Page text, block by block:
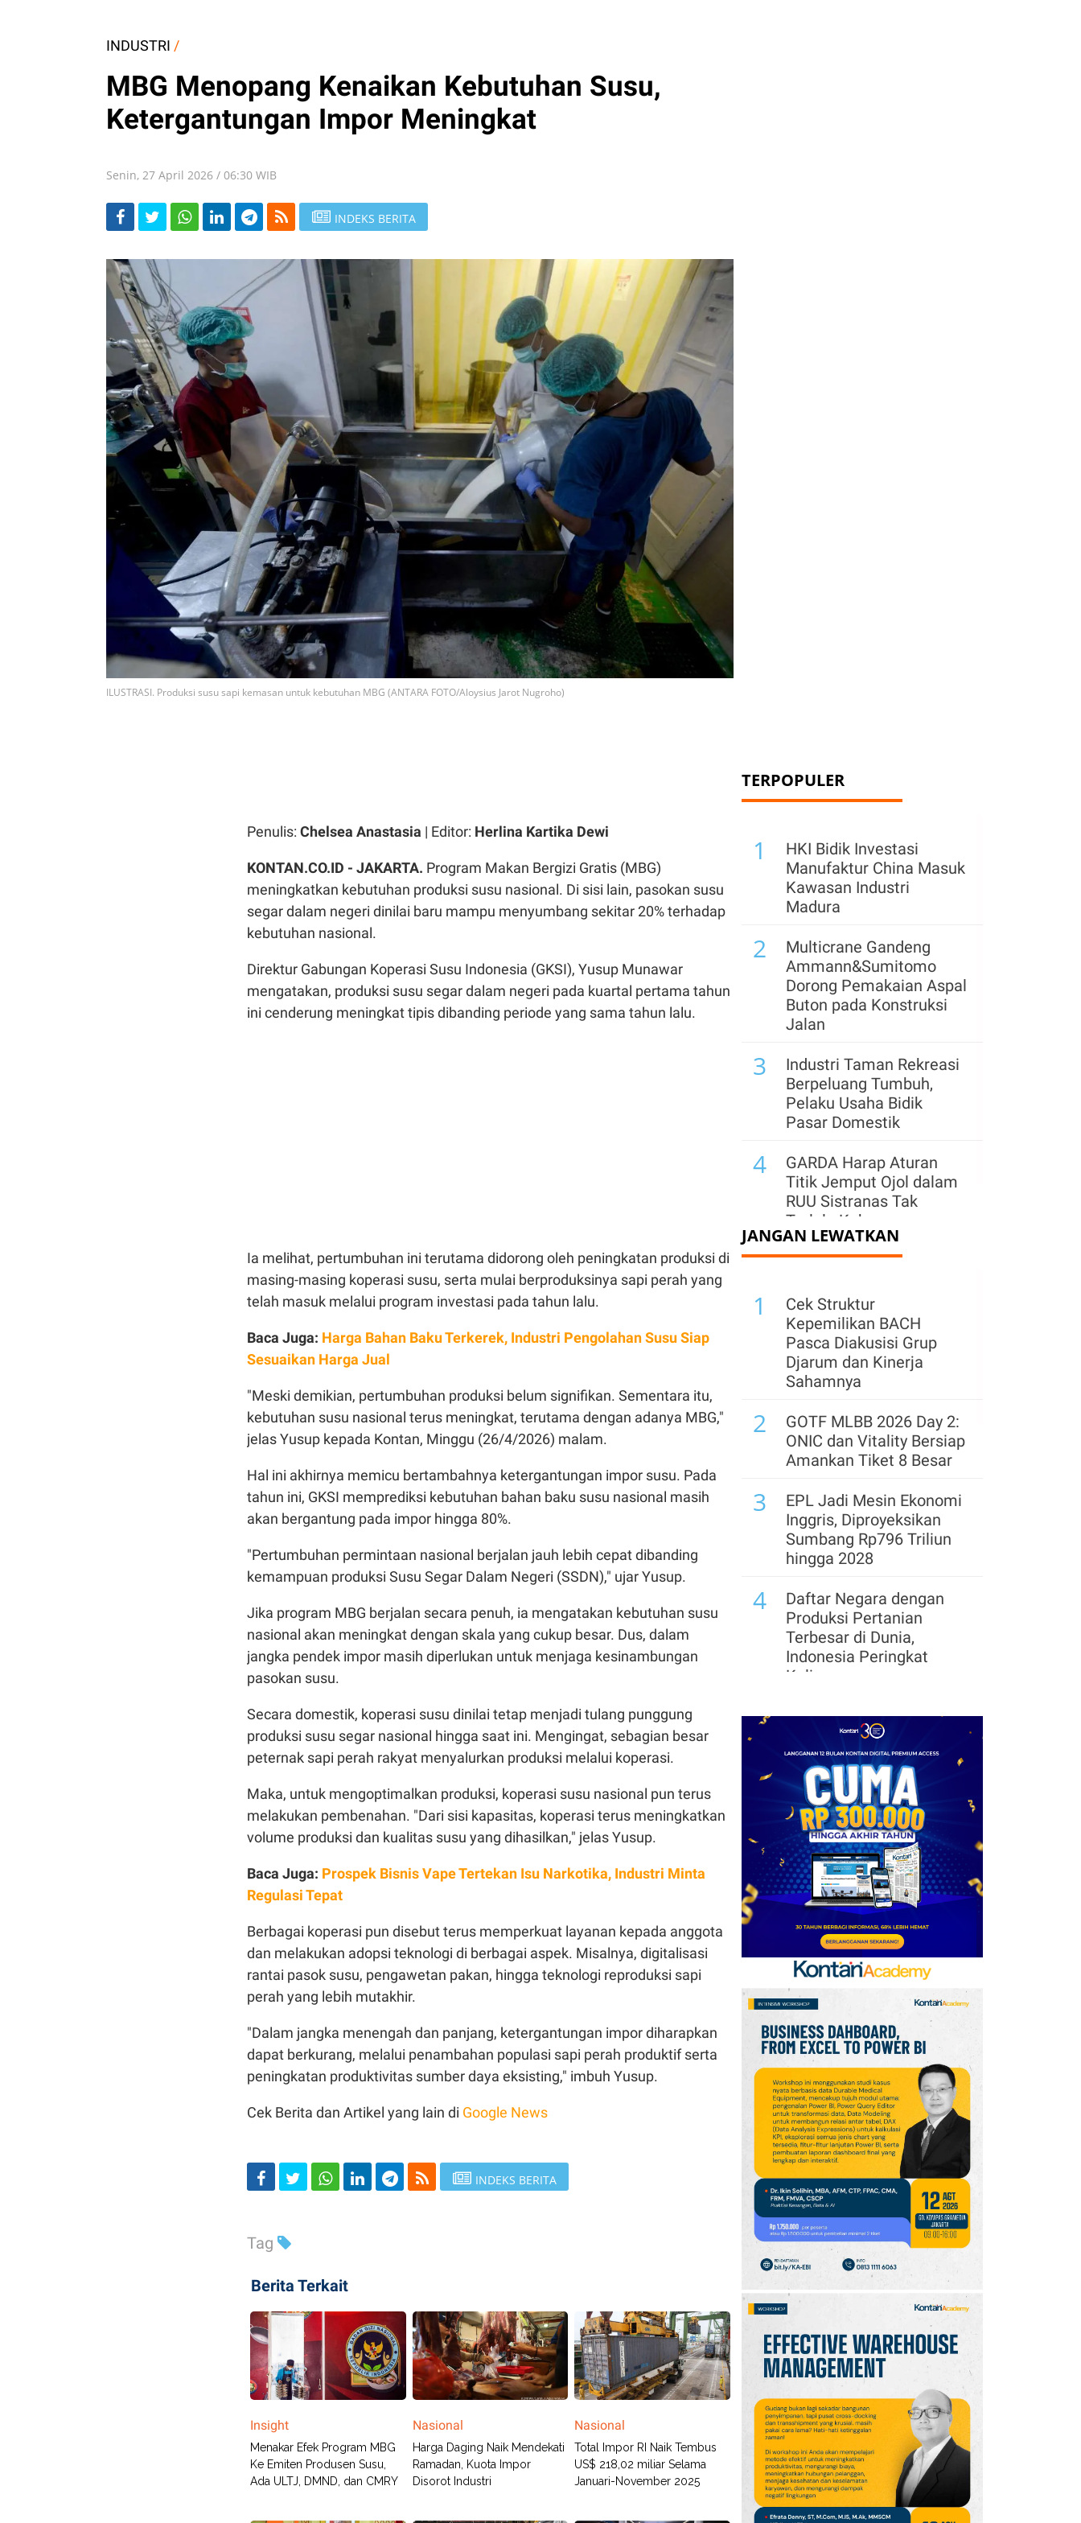
INDUSTRI /
MBG Menopang Kenaikan Kebutuhan Susu,
Ketergantungan Impor Meningkat
Senin, 27 April 2026 / 06:30 WIB
INDEKS BERITA
ILUSTRASI. Produksi susu sapi kemasan untuk kebutuhan MBG (ANTARA FOTO/Aloysius Jarot Nugroho)
Penulis: Chelsea Anastasia | Editor: Herlina Kartika Dewi
KONTAN.CO.ID - JAKARTA. Program Makan Bergizi Gratis (MBG)
meningkatkan kebutuhan produksi susu nasional. Di sisi lain, pasokan susu
segar dalam negeri dinilai baru mampu menyumbang sekitar 20% terhadap
kebutuhan nasional.
Direktur Gabungan Koperasi Susu Indonesia (GKSI), Yusup Munawar
mengatakan, produksi susu segar dalam negeri pada kuartal pertama tahun
ini cenderung meningkat tipis dibanding periode yang sama tahun lalu.
Ia melihat, pertumbuhan ini terutama didorong oleh peningkatan produksi di
masing-masing koperasi susu, serta mulai berproduksinya sapi perah yang
telah masuk melalui program investasi pada tahun lalu.
Baca Juga: Harga Bahan Baku Terkerek, Industri Pengolahan Susu Siap
Sesuaikan Harga Jual
"Meski demikian, pertumbuhan produksi belum signifikan. Sementara itu,
kebutuhan susu nasional terus meningkat, terutama dengan adanya MBG,"
jelas Yusup kepada Kontan, Minggu (26/4/2026) malam.
Hal ini akhirnya memicu bertambahnya ketergantungan impor susu. Pada
tahun ini, GKSI memprediksi kebutuhan bahan baku susu nasional masih
akan bergantung pada impor hingga 80%.
"Pertumbuhan permintaan nasional berjalan jauh lebih cepat dibanding
kemampuan produksi Susu Segar Dalam Negeri (SSDN)," ujar Yusup.
Jika program MBG berjalan secara penuh, ia mengatakan kebutuhan susu
nasional akan meningkat dengan skala yang cukup besar. Dus, dalam
jangka pendek impor masih diperlukan untuk menjaga kesinambungan
pasokan susu.
Secara domestik, koperasi susu dinilai tetap menjadi tulang punggung
produksi susu segar nasional hingga saat ini. Mengingat, sebagian besar
peternak sapi perah rakyat menyalurkan produksi melalui koperasi.
Maka, untuk mengoptimalkan produksi, koperasi susu nasional pun terus
melakukan pembenahan. "Dari sisi kapasitas, koperasi terus meningkatkan
volume produksi dan kualitas susu yang dihasilkan," jelas Yusup.
Baca Juga: Prospek Bisnis Vape Tertekan Isu Narkotika, Industri Minta
Regulasi Tepat
Berbagai koperasi pun disebut terus memperkuat layanan kepada anggota
dan melakukan adopsi teknologi di berbagai aspek. Misalnya, digitalisasi
rantai pasok susu, pengawetan pakan, hingga teknologi reproduksi sapi
perah yang lebih mutakhir.
"Dalam jangka menengah dan panjang, ketergantungan impor diharapkan
dapat berkurang, melalui penambahan populasi sapi perah produktif serta
peningkatan produktivitas sumber daya eksisting," imbuh Yusup.
Cek Berita dan Artikel yang lain di Google News
INDEKS BERITA
Tag
Berita Terkait
Insight
Menakar Efek Program MBG
Ke Emiten Produsen Susu,
Ada ULTJ, DMND, dan CMRY
Nasional
Harga Daging Naik Mendekati
Ramadan, Kuota Impor
Disorot Industri
Nasional
Total Impor RI Naik Tembus
US$ 218,02 miliar Selama
Januari-November 2025
TERPOPULER
1
HKI Bidik Investasi
Manufaktur China Masuk
Kawasan Industri
Madura
2
Multicrane Gandeng
Ammann&Sumitomo
Dorong Pemakaian Aspal
Buton pada Konstruksi
Jalan
3
Industri Taman Rekreasi
Berpeluang Tumbuh,
Pelaku Usaha Bidik
Pasar Domestik
4
GARDA Harap Aturan
Titik Jemput Ojol dalam
RUU Sistranas Tak
Terlalu Kaku
JANGAN LEWATKAN
1
Cek Struktur
Kepemilikan BACH
Pasca Diakusisi Grup
Djarum dan Kinerja
Sahamnya
2
GOTF MLBB 2026 Day 2:
ONIC dan Vitality Bersiap
Amankan Tiket 8 Besar
3
EPL Jadi Mesin Ekonomi
Inggris, Diproyeksikan
Sumbang Rp796 Triliun
hingga 2028
4
Daftar Negara dengan
Produksi Pertanian
Terbesar di Dunia,
Indonesia Peringkat
Kelima
5
Hasil GOTF MLBB 2026:
Kompak ke 8 Besar, Cek
Jadwal Tanding ONIC
dan Vitality
Telegram Sempat Hilang
dari App Store, Ini
Penjelasan Apple dan
Durov
7
Kabar Transfer Man
United: 6 Pemain
Berpeluang Hengkang
Sebelum Deadline
8
Link dan Syarat
Dokumen Pendaftaran
Pandang Istana untuk
Ikut Upacara HUT Ke-81
RI
Sejarah Hari
Keantariksaan Nasional
Setiap 6 Agustus dan
Cara Merayakannya
10 Oppo A7 Pro Max Rilis
dengan Baterai 10.000
mAh, Terbesar
Sepanjang Sejarah Oppo